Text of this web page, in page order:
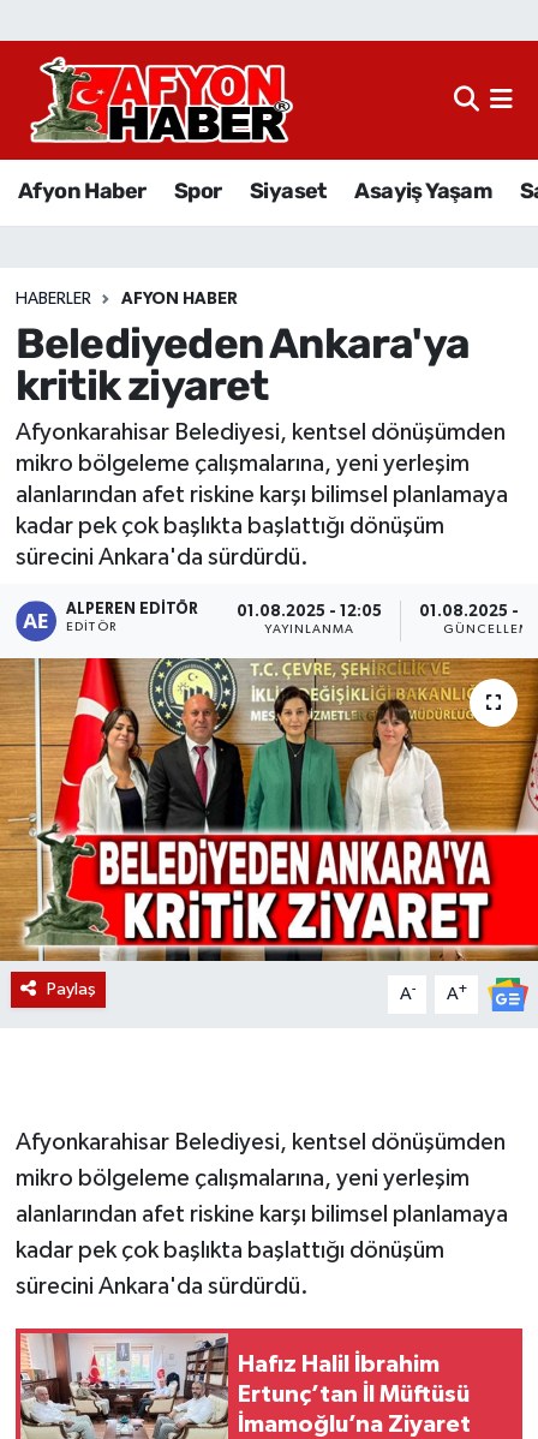
Afyon Haber Spor Siyaset Asayiş Yaşam
HABERLER AFYON HABER
Belediyeden Ankara'ya
kritik ziyaret
Afyonkarahisar Belediyesi, kentsel dönüşümden
mikro bölgeleme çalışmalarına, yeni yerleşim
alanlarından afet riskine karşı bilimsel planlamaya
kadar pek çok başlıkta başlattığı dönüşüm
sürecini Ankara'da sürdürdü.
ALPEREN EDITÖR
EDITÖR
01.08.2025 - 12:05
YAYINLANMA
01.08.2025 -
Paylaş A- A+
Afyonkarahisar Belediyesi, kentsel dönüşümden
mikro bölgeleme çalışmalarına, yeni yerleşim
alanlarından afet riskine karşı bilimsel planlamaya
kadar pek çok başlıkta başlattığı dönüşüm
sürecini Ankara'da sürdürdü.
Hafız Halil İbrahim
Ertunç’tan İl Müftüsü
İmamoğlu’na Ziyaret
Afyon Haber
Sağlık
Eğitim
Sivil Toplum
Ekonomi